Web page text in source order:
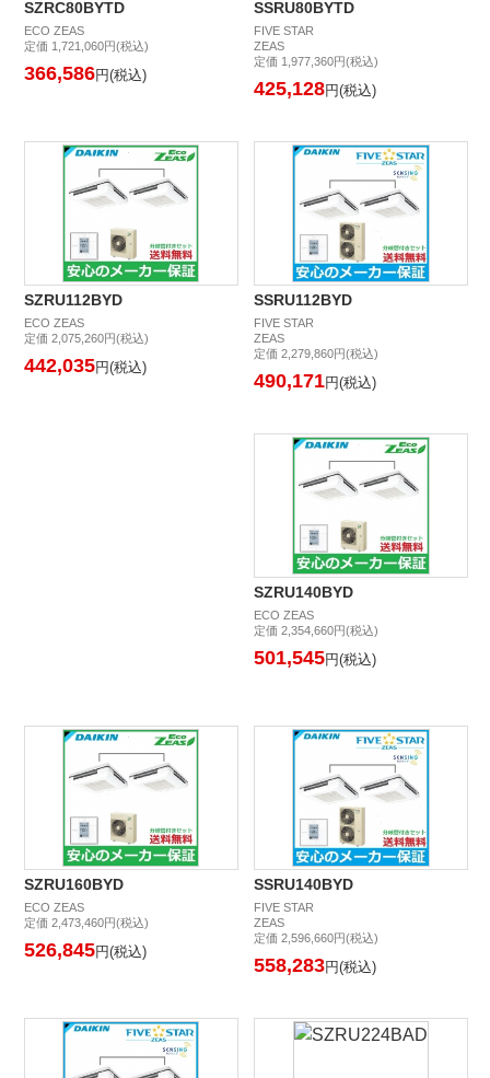
SZRC80BYTD
ECO ZEAS
定価 1,721,060円(税込)
366,586円(税込)
SSRU80BYTD
FIVE STAR
ZEAS
定価 1,977,360円(税込)
425,128円(税込)
SZRU112BYD
ECO ZEAS
定価 2,075,260円(税込)
442,035円(税込)
SSRU112BYD
FIVE STAR
ZEAS
定価 2,279,860円(税込)
490,171円(税込)
SZRU140BYD
ECO ZEAS
定価 2,354,660円(税込)
501,545円(税込)
SZRU160BYD
ECO ZEAS
定価 2,473,460円(税込)
526,845円(税込)
SSRU140BYD
FIVE STAR
ZEAS
定価 2,596,660円(税込)
558,283円(税込)